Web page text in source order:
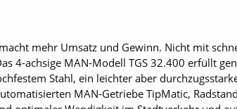
mehr Umsatz und Gewinn. Nicht mit
4-achsige MAN-Modell TGS 32.400 erfüllt
Stahl, ein leichter aber
MAN-Getriebe TipMatic,